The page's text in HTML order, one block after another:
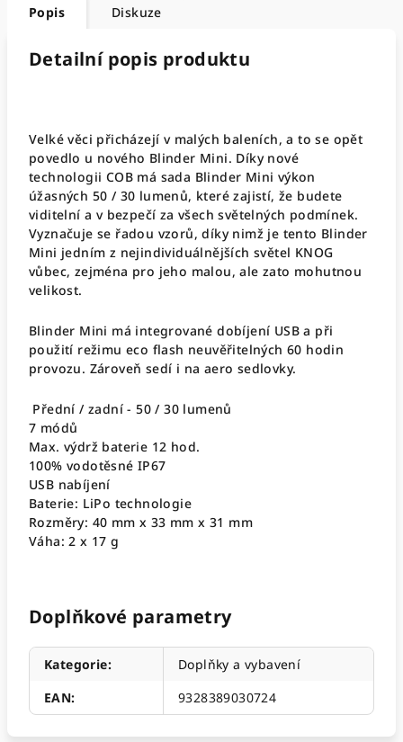
Popis Diskuze
Detailní popis produktu
Velké věci přicházejí v malých baleních, a to se opět
povedlo u nového Blinder Mini. Díky nové
technologii COB má sada Blinder Mini výkon
úžasných 50 / 30 lumenů, které zajistí, že budete
viditelní a v bezpečí za všech světelných podmínek.
Vyznačuje se řadou vzorů, díky nimž je tento Blinder
Mini jedním z nejindividuálnějších světel KNOG
vůbec, zejména pro jeho malou, ale zato mohutnou
velikost.
Blinder Mini má integrované dobíjení USB a při
použití režimu eco flash neuvěřitelných 60 hodin
provozu. Zároveň sedí i na aero sedlovky.
Přední / zadní - 50 / 30 lumenů
7 módů
Max. výdrž baterie 12 hod.
100% vodotěsné IP67
USB nabíjení
Baterie: LiPo technologie
Rozměry: 40 mm x 33 mm x 31 mm
Váha: 2 x 17 g
Doplňkové parametry
Kategorie:
Doplňky a vybavení
EAN: 9328389030724